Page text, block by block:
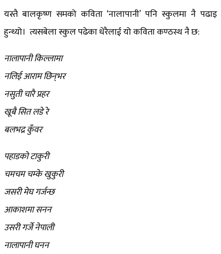
यस्तै बालकृष्ण समको कविता ‘नालापानी’ पनि स्कुलमा नै पढाइ
हुन्थ्यो। त्यसबेला स्कुल पढेका धेरैलाई यो कविता कण्ठस्थ नै छ:
नालापानी किल्लामा
नलिई आराम छिन्‌भर
नसुती चारै प्रहर
खूबै सित लडे रे
बलभद्र कुँवर
पहाडको टाकुरी
चमचम चम्के खुकुरी
जसरी मेघ गर्जन्छ
आकाशमा सनन
उसरी गर्जे नेपाली
नालापानी घनन